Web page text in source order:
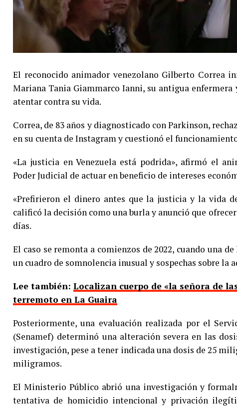
El reconocido animador venezolano Gilberto Correa
Mariana Tania Giammarco Ianni, su antigua
atentar contra su vida.
Correa, de 83 años y diagnosticado con Parkinson,
en su cuenta de Instagram y cuestionó el
«La justicia en Venezuela está podrida», afirmó el
Poder Judicial de actuar en beneficio de intereses
«Prefirieron el dinero antes que la justicia y la vida
calificó la decisión como una burla y anunció que
días.
El caso se remonta a comienzos de 2022, cuando una
un cuadro de somnolencia inusual y sospechas sobre
Lee también: Localizan cuerpo de «la señora de
terremoto en La Guaira
Posteriormente, una evaluación realizada por el
(Senamef) determinó una alteración severa en las
investigación, pese a tener indicada una dosis de 25
miligramos.
El Ministerio Público abrió una investigación y
tentativa de homicidio intencional y privación